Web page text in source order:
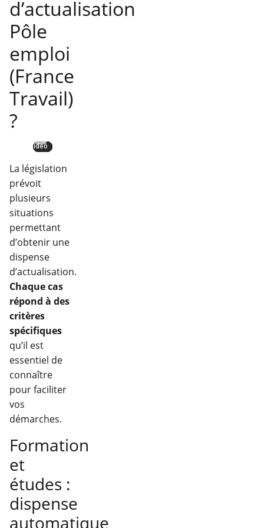
d’actualisation
Pôle
emploi
(France
Travail)
?
La législation
prévoit
plusieurs
situations
permettant
d’obtenir une
dispense
d’actualisation.
Chaque cas
répond à des
critères
spécifiques
qu’il est
essentiel de
connaître
pour faciliter
vos
démarches.
Formation
et
études :
dispense
automatique